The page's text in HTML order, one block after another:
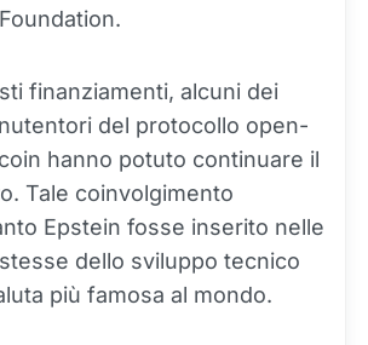
Foundation.
finanziamenti, alcuni dei
del protocollo open-
hanno potuto continuare il
Tale coinvolgimento
Epstein fosse inserito nelle
dello sviluppo tecnico
più famosa al mondo.